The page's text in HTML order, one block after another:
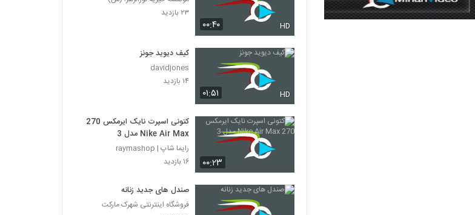
۰۰:۴۰ HD
۲۳ بازدید
۰۱:۵۱ HD
کیف دیوید جونز
davidjones
۱۴ بازدید
۰۰:۲۳
کتونی اسپرت نایک ایرمکس 270
Nike Air Max مدل 3
رایما شاپ | raymashop
۱۶ بازدید
صندل های جدید زنانه
فروشگاه اینترنتی شهرک مارکت